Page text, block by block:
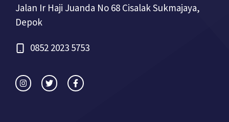
Jalan Ir Haji Juanda No 68 Cisalak Sukmajaya,
Depok
0852 2023 5753